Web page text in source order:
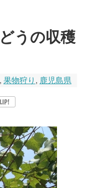
うの収穫
, 果物狩り , 鹿児島県